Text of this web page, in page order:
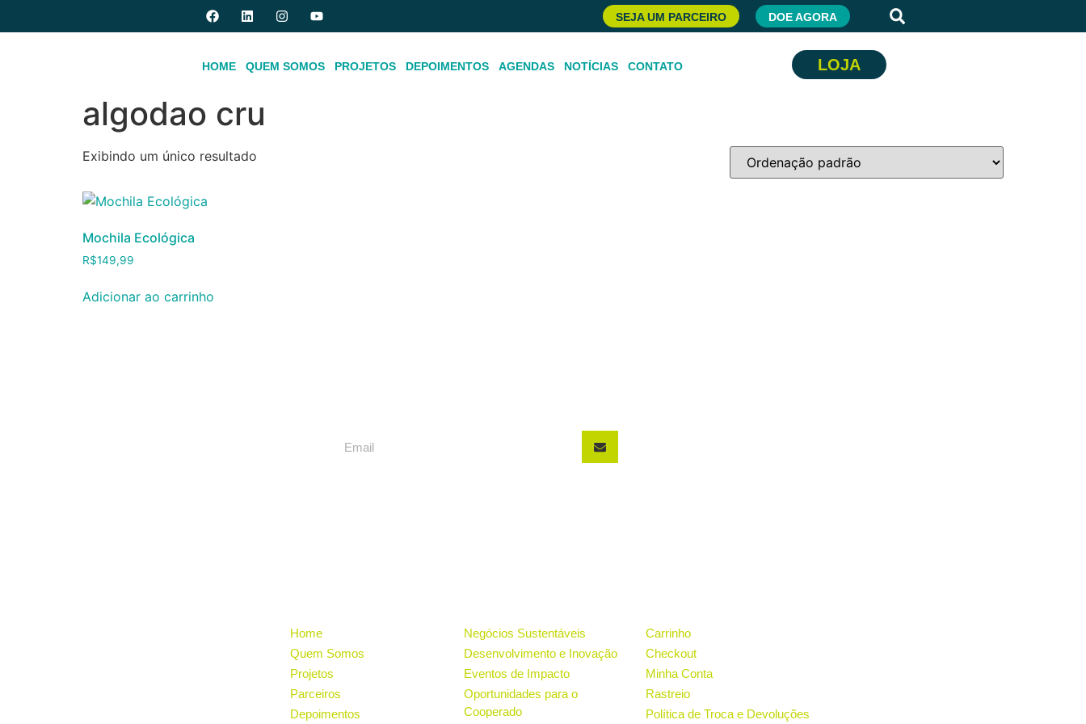
SEJA UM PARCEIRO DOE AGORA
HOME QUEM SOMOS PROJETOS DEPOIMENTOS AGENDAS NOTÍCIAS CONTATO LOJA
/ Produtos marcados com a tag “algodao cru”
algodao cru
Exibindo um único resultado
Mochila Ecológica
R$149,99
Adicionar ao carrinho
Home
Quem Somos
Projetos
Parceiros
Depoimentos
Negócios Sustentáveis
Desenvolvimento e Inovação
Eventos de Impacto
Oportunidades para o
Cooperado
Carrinho
Checkout
Minha Conta
Rastreio
Política de Troca e Devoluções